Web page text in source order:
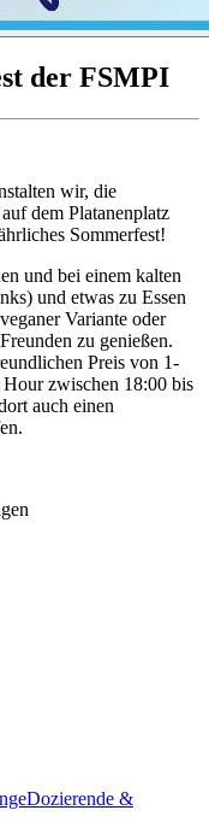
der FSMPI
wir, die
dem Platanenplatz
Sommerfest!
und bei einem kalten
und etwas zu Essen
Variante oder
zu genießen.
Preis von 1-
zwischen 18:00 bis
auch einen
Dozierende &